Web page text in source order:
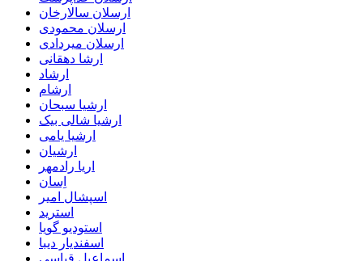
ارسلان سالارخان
ارسلان محمودی
ارسلان میردادی
ارشا دهقانی
ارشاد
ارشام
ارشیا سبحان
ارشیا شالی بیک
ارشیا یامی
ارشیان
اریا رادمهر
اِسان
اسپشال امیر
استرید
استودیو گویا
اسفندیار دیبا